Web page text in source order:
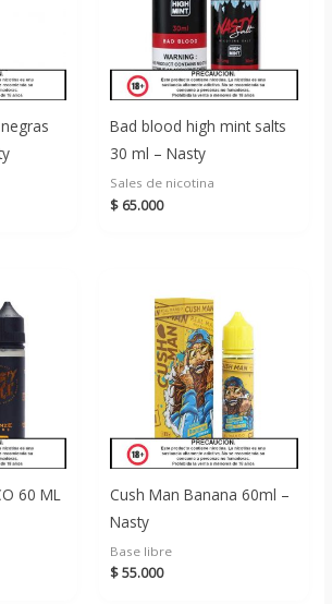
Bad blood high mint salts
30 ml – Nasty
Sales de nicotina
$ 65.000
60 ML
Cush Man Banana 60ml –
Nasty
Base libre
$55.000